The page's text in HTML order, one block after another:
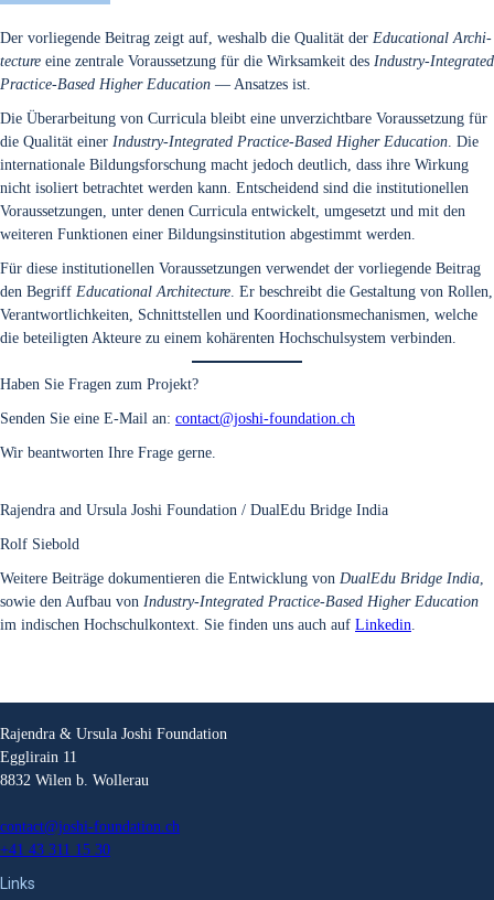
Der vor­lie­gen­de Bei­trag zeigt auf, wes­halb die Qua­li­tät der Edu­ca­tio­nal Archi­
tec­tu­re eine zen­tra­le Vor­aus­set­zung für die Wirk­sam­keit des Indus­try-Inte­gra­ted
Prac­ti­ce-Based Hig­her Edu­ca­ti­on — Ansat­zes ist.
Die Über­ar­bei­tung von Cur­ri­cu­la bleibt eine unver­zicht­ba­re Vor­aus­set­zung für
die Qua­li­tät einer Indus­try-Inte­gra­ted Prac­ti­ce-Based Hig­her Edu­ca­ti­on. Die
inter­na­tio­na­le Bil­dungs­for­schung macht jedoch deut­lich, dass ihre Wir­kung
nicht iso­liert betrach­tet wer­den kann. Ent­schei­dend sind die insti­tu­tio­nel­len
Vor­aus­set­zun­gen, unter denen Cur­ri­cu­la ent­wi­ckelt, umge­setzt und mit den
wei­te­ren Funk­tio­nen einer Bil­dungs­in­sti­tu­ti­on abge­stimmt wer­den.
Für die­se insti­tu­tio­nel­len Vor­aus­set­zun­gen ver­wen­det der vor­lie­gen­de Bei­trag
den Begriff Edu­ca­tio­nal Archi­tec­tu­re. Er beschreibt die Gestal­tung von Rol­len,
Ver­ant­wort­lich­kei­ten, Schnitt­stel­len und Koor­di­na­ti­ons­me­cha­nis­men, wel­che
die betei­lig­ten Akteu­re zu einem kohä­ren­ten Hoch­schul­sys­tem ver­bin­den.
Haben Sie Fra­gen zum Pro­jekt?
Sen­den Sie eine E‑Mail an: contact@joshi-foundation.ch
Wir beant­wor­ten Ihre Fra­ge ger­ne.
Rajen­dra and Ursu­la Joshi Foun­da­ti­on / Dua­lEdu Bridge India
Rolf Sie­bold
Wei­te­re Bei­trä­ge doku­men­tie­ren die Ent­wick­lung von Dua­lEdu Bridge India,
sowie den Auf­bau von Indus­try-Inte­gra­ted Prac­ti­ce-Based Hig­her Edu­ca­ti­on
im indi­schen Hoch­schul­kon­text. Sie fin­den uns auch auf Lin­ke­din.
Rajendra & Ursula Joshi Foundation
Egglirain 11
8832 Wilen b. Wollerau
contact@joshi-foundation.ch
+41 43 311 15 30
Links